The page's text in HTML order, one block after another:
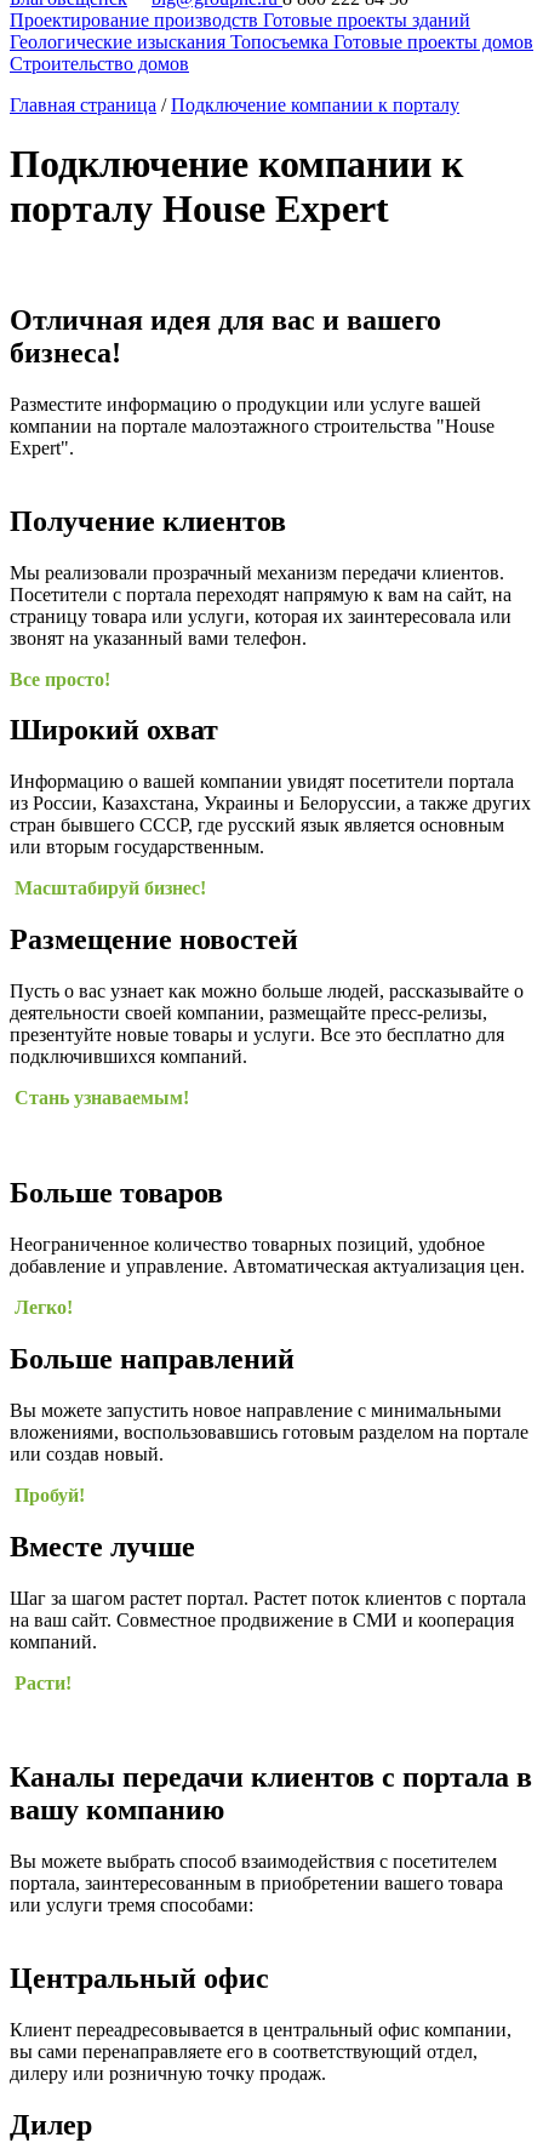
Проектирование производств Готовые проекты зданий
Геологические изыскания Топосъемка Готовые проекты домов
Строительство домов
Главная страница / Подключение компании к порталу
Подключение компании к
порталу House Expert
Отличная идея для вас и вашего
бизнеса!
Разместите информацию о продукции или услуге вашей
компании на портале малоэтажного строительства "House
Expert".
Получение клиентов
Мы реализовали прозрачный механизм передачи клиентов.
Посетители с портала переходят напрямую к вам на сайт, на
страницу товара или услуги, которая их заинтересовала или
звонят на указанный вами телефон.
Все просто!
Широкий охват
Информацию о вашей компании увидят посетители портала
из России, Казахстана, Украины и Белоруссии, а также других
стран бывшего СССР, где русский язык является основным
или вторым государственным.
Масштабируй бизнес!
Размещение новостей
Пусть о вас узнает как можно больше людей, рассказывайте о
деятельности своей компании, размещайте пресс-релизы,
презентуйте новые товары и услуги. Все это бесплатно для
подключившихся компаний.
Стань узнаваемым!
Больше товаров
Неограниченное количество товарных позиций, удобное
добавление и управление. Автоматическая актуализация цен.
Легко!
Больше направлений
Вы можете запустить новое направление с минимальными
вложениями, воспользовавшись готовым разделом на портале
или создав новый.
Пробуй!
Вместе лучше
Шаг за шагом растет портал. Растет поток клиентов с портала
на ваш сайт. Совместное продвижение в СМИ и кооперация
компаний.
Расти!
Каналы передачи клиентов с портала в
вашу компанию
Вы можете выбрать способ взаимодействия с посетителем
портала, заинтересованным в приобретении вашего товара
или услуги тремя способами:
Центральный офис
Клиент переадресовывается в центральный офис компании,
вы сами перенаправляете его в соответствующий отдел,
дилеру или розничную точку продаж.
Дилер